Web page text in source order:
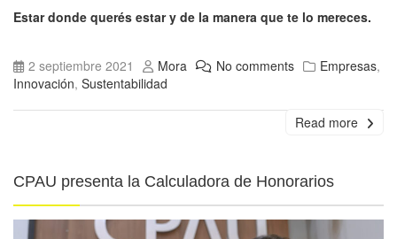
Estar donde querés estar y de la manera que te lo mereces.
2 septiembre 2021 Mora No comments Empresas,
Innovación, Sustentabilidad
Read more
CPAU presenta la Calculadora de Honorarios